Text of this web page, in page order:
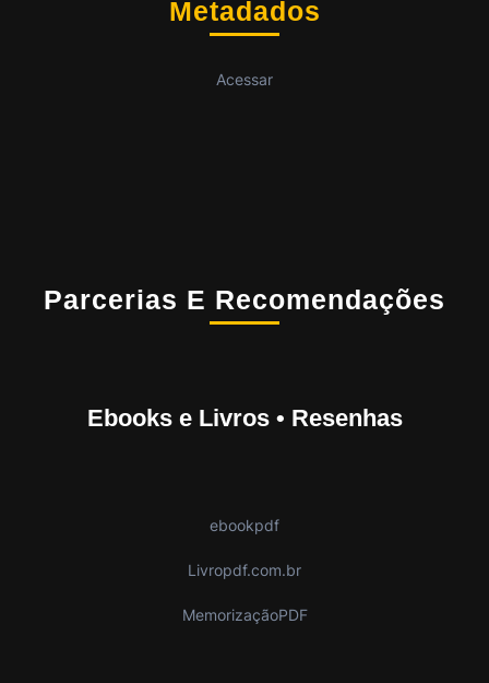
Metadados
Acessar
Parcerias E Recomendações
Ebooks e Livros • Resenhas
ebookpdf
Livropdf.com.br
MemorizaçãoPDF